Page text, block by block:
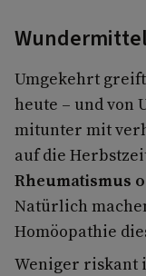
Umgekehrt
heute – und von
mitunter mit
auf die
Rheumatismus
Natürlich
Homöopathie
Weniger riskant